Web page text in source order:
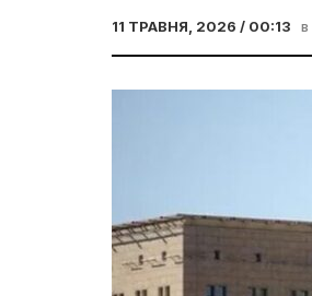
11 ТРАВНЯ, 2026 / 00:13 в